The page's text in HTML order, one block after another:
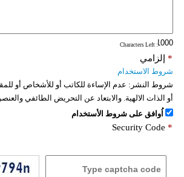
: Characters Left
إلزامي *
شروط الاستخدام
شروط النشر: عدم الإساءة للكاتب أو للأشخاص أو
أو الذات الالهية. والابتعاد عن التحريض الطائفي
اُوافق على شروط الأستخدام
Security Code *